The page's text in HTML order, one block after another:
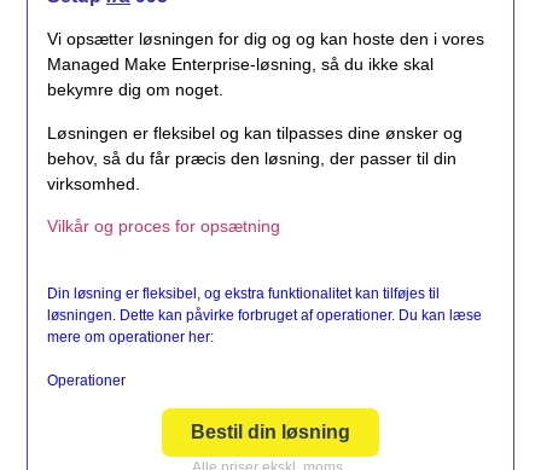
Vi opsætter løsningen for dig og og kan hoste den i vores
Managed Make Enterprise-løsning, så du ikke skal
bekymre dig om noget.
Løsningen er fleksibel og kan tilpasses dine ønsker og
behov, så du får præcis den løsning, der passer til din
virksomhed.
Vilkår og proces for opsætning
Din løsning er fleksibel, og ekstra funktionalitet kan tilføjes til
løsningen. Dette kan påvirke forbruget af operationer. Du kan læse
mere om operationer her:
Operationer
Bestil din løsning